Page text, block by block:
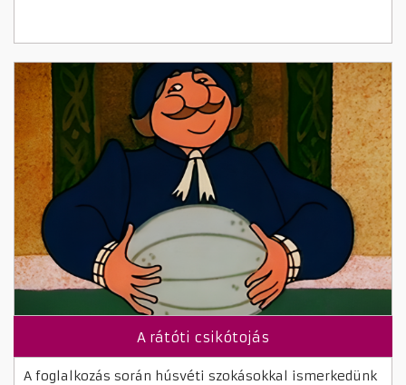
A rátóti csikótojás
A foglalkozás során húsvéti szokásokkal ismerkedünk